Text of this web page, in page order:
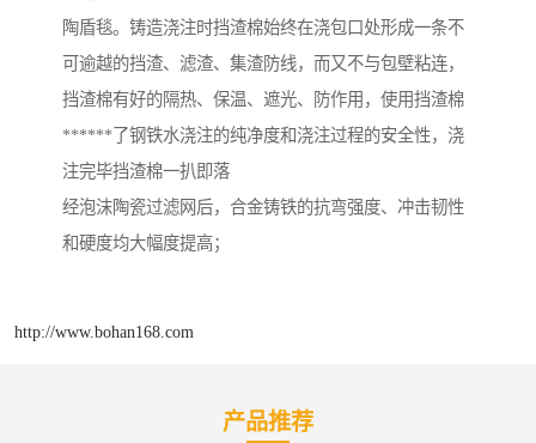
陶盾毯。铸造浇注时挡渣棉始终在浇包口处形成一条不
可逾越的挡渣、滤渣、集渣防线，而又不与包壁粘连，
挡渣棉有好的隔热、保温、遮光、防作用，使用挡渣棉
******了钢铁水浇注的纯净度和浇注过程的安全性，浇
注完毕挡渣棉一扒即落
经泡沫陶瓷过滤网后，合金铸铁的抗弯强度、冲击韧性
和硬度均大幅度提高；
http://www.bohan168.com
产品推荐